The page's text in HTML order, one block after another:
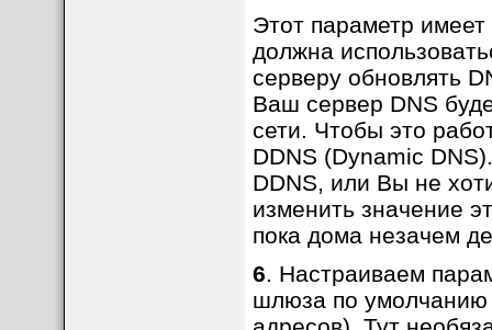
Этот параметр
должна
серверу обновлять
Ваш сервер DNS
сети. Чтобы это
DDNS (Dynamic
DDNS, или Вы не
изменить значение
пока дома незачем
6. Настраиваем
шлюза по умолчанию